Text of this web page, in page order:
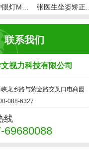
眼灯M… 张医生坐姿矫正…
联系我们
视力科技有限公司
龙乡路与紫金路交叉口电商园
088-6327
线
69680088